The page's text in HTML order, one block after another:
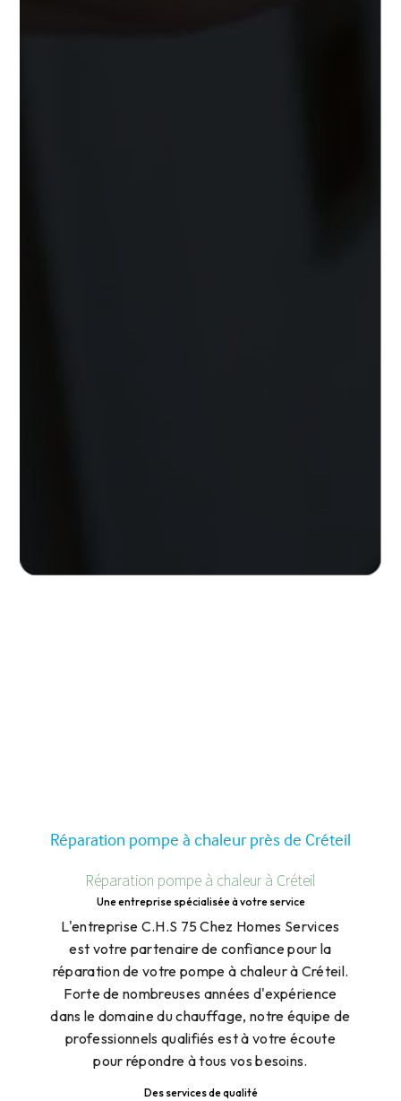
Réparation pompe à chaleur près de Créteil
Réparation pompe à chaleur à Créteil
Une entreprise spécialisée à votre service
L'entreprise C.H.S 75 Chez Homes Services
est votre partenaire de confiance pour la
réparation de votre pompe à chaleur à Créteil.
Forte de nombreuses années d'expérience
dans le domaine du chauffage, notre équipe de
professionnels qualifiés est à votre écoute
pour répondre à tous vos besoins.
Des services de qualité